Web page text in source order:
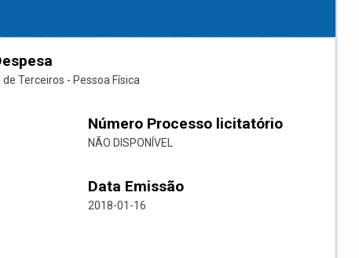
Terceiros - Pessoa Física
Número Processo licitatório
NÃO DISPONÍVEL
Data Emissão
2018-01-16